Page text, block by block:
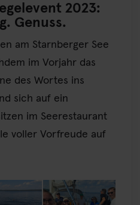
2023:
Genuss.
am Starnberger See
im Vorjahr das
des Wortes ins
sich auf ein
im Seerestaurant
voller Vorfreude auf